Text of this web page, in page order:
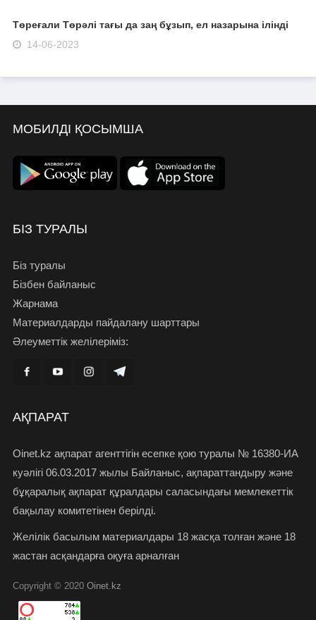
Төреғали Төрәлі тағы да заң бұзып, ел назарына ілінді
14-06-2023
МОБИЛДІ ҚОСЫМША
БІЗ ТУРАЛЫ
Біз туралы
Бізбен байланыс
Жарнама
Материалдарды пайдалану шарттары
Әлеуметтік желілеріміз:
АҚПАРАТ
Oinet.kz ақпарат агенттігін есепке қою туралы № 16380-ИА
куәлігі 06.03.2017 жылы Байланыс, ақпараттандыру және
бұқаралық ақпарат құралдары саласындағы мемлекеттік
бақылау комитетінен берілді.
Желілік басылым материалдары 18 жасқа толған және 18
жастан асқандарға оқуға арналған
Copyright © 2020 Oinet.kz